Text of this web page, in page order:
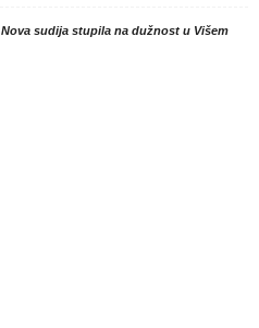
Nova sudija stupila na dužnost u Višem